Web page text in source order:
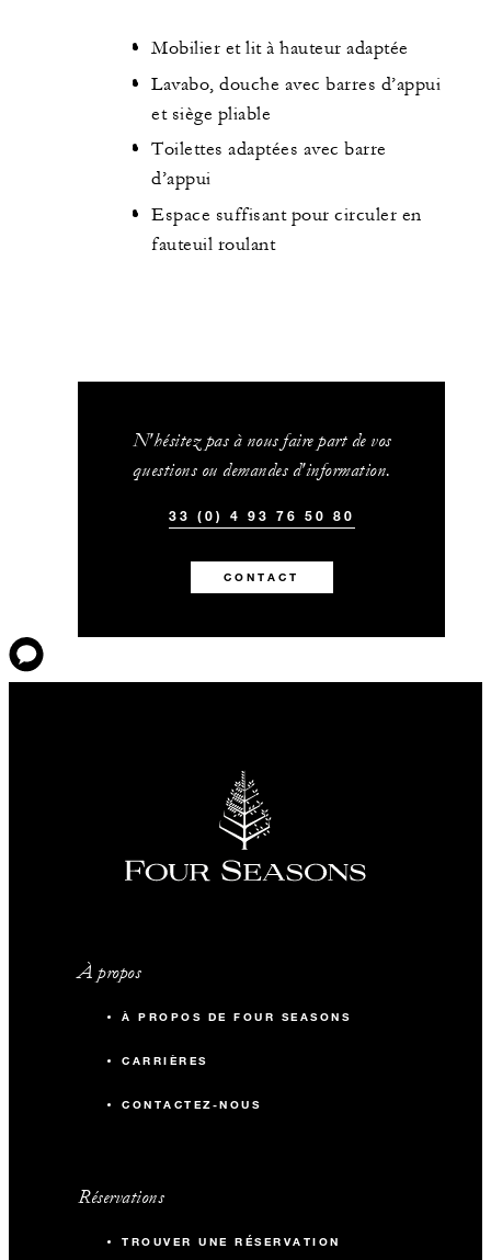
Mobilier et lit à hauteur adaptée
Lavabo, douche avec barres d’appui
et siège pliable
Toilettes adaptées avec barre
d’appui
Espace suffisant pour circuler en
fauteuil roulant
N'hésitez pas à nous faire part de vos
questions ou demandes d'information.
33 (0) 4 93 76 50 80
CONTACT
À propos
À PROPOS DE FOUR SEASONS
CARRIÈRES
CONTACTEZ-NOUS
Réservations
TROUVER UNE RÉSERVATION